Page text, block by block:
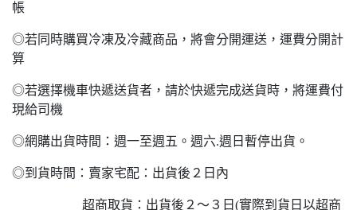
帳
◎若同時購買冷凍及冷藏商品，將會分開運送，運費分開計
算
◎若選擇機車快遞送貨者，請於快遞完成送貨時，將運費付
現給司機
◎網購出貨時間：週一至週五。週六.週日暫停出貨。
◎到貨時間：賣家宅配：出貨後２日內
超商取貨：出貨後２～３日(實際到貨日以超商